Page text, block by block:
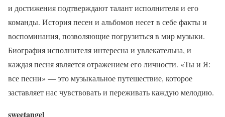
и достижения подтверждают талант исполнителя и его
команды. История песен и альбомов несет в себе факты и
воспоминания, позволяющие погрузиться в мир музыки.
Биография исполнителя интересна и увлекательна, и
каждая песня является отражением его личности. «Ты и Я:
все песни» — это музыкальное путешествие, которое
заставляет нас чувствовать и переживать каждую мелодию.
sweetangel